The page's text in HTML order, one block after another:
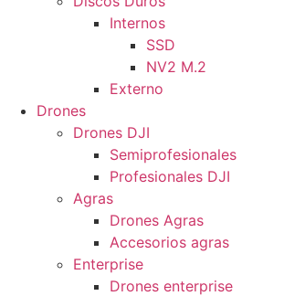
Internos
SSD
NV2 M.2
Externo
Drones
Drones DJI
Semiprofesionales
Profesionales DJI
Agras
Drones Agras
Accesorios agras
Enterprise
Drones enterprise